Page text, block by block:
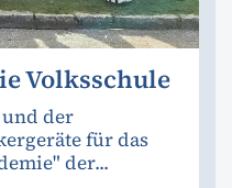
Volksschule
und der
für das
der...